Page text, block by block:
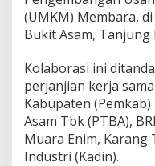
(UMKM) Membara, di
Bukit Asam, Tanjung
Kolaborasi ini
perjanjian kerja
Kabupaten
Asam Tbk (PTBA),
Muara Enim, Karang
Industri (Kadin).